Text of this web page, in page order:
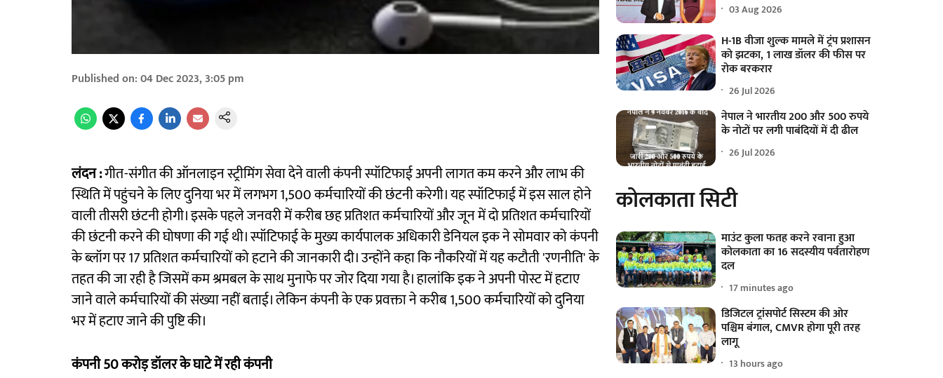
Published on:04 Dec 2023, 3:05 pm
लंदन :गीत-संगीत की ऑनलाइन स्ट्रीमिंग सेवा देने वाली कंपनी स्पॉटिफाई अपनी लागत कम करने और लाभ की
स्थिति में पहुंचने के लिए दुनिया भर में लगभग 1,500 कर्मचारियों की छंटनी करेगी। यह स्पॉटिफाई में इस साल होने
वाली तीसरी छंटनी होगी। इसके पहले जनवरी में करीब छह प्रतिशत कर्मचारियों और जून में दो प्रतिशत कर्मचारियों
की छंटनी करने की घोषणा की गई थी। स्पॉटिफाई के मुख्य कार्यपालक अधिकारी डेनियल इक ने सोमवार को कंपनी
के ब्लॉग पर 17 प्रतिशत कर्मचारियों को हटाने की जानकारी दी। उन्होंने कहा कि नौकरियों में यह कटौती 'रणनीति' के
तहत की जा रही है जिसमें कम श्रमबल के साथ मुनाफे पर जोर दिया गया है। हालांकि इक ने अपनी पोस्ट में हटाए
जाने वाले कर्मचारियों की संख्या नहीं बताई। लेकिन कंपनी के एक प्रवक्ता ने करीब 1,500 कर्मचारियों को दुनिया
भर में हटाए जाने की पुष्टि की।
कंपनी 50 करोड़ डॉलर के घाटे में रही कंपनी
03 Aug 2026
H-1B वीजा शुल्क मामले में ट्रंप प्रशासन
को झटका, 1 लाख डॉलर की फीस पर
रोक बरकरार
26 Jul 2026
नेपाल ने भारतीय 200 और 500 रुपये
के नोटों पर लगी पाबंदियों में दी ढील
26 Jul 2026
कोलकाता सिटी
माउंट कुला फतह करने रवाना हुआ
कोलकाता का 16 सदस्यीय पर्वतारोहण
दल
17 minutes ago
डिजिटल ट्रांसपोर्ट सिस्टम की ओर
पश्चिम बंगाल, CMVR होगा पूरी तरह
लागू
13 hours ago